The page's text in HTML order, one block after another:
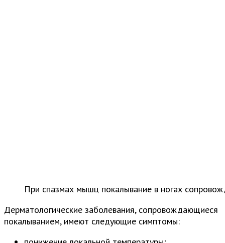
При спазмах мышц покалывание в ногах
Дерматологические заболевания, сопровождающиеся
покалыванием, имеют следующие симптомы: